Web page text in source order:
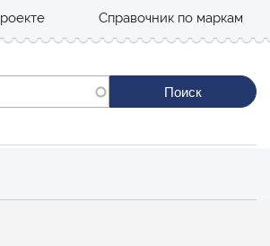
Справочник по маркам